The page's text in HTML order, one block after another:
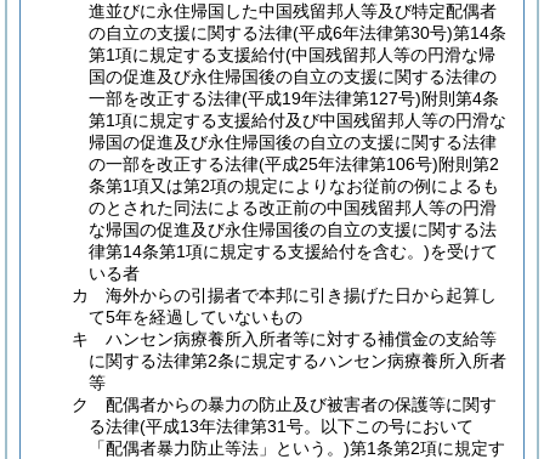
進並びに永住帰国した中国残留邦人等及び特定配偶者
の自立の支援に関する法律(平成6年法律第30号)第14条
第1項に規定する支援給付(中国残留邦人等の円滑な帰
国の促進及び永住帰国後の自立の支援に関する法律の
一部を改正する法律(平成19年法律第127号)附則第4条
第1項に規定する支援給付及び中国残留邦人等の円滑な
帰国の促進及び永住帰国後の自立の支援に関する法律
の一部を改正する法律(平成25年法律第106号)附則第2
条第1項又は第2項の規定によりなお従前の例によるも
のとされた同法による改正前の中国残留邦人等の円滑
な帰国の促進及び永住帰国後の自立の支援に関する法
律第14条第1項に規定する支援給付を含む。)を受けて
いる者
カ
海外からの引揚者で本邦に引き揚げた日から起算し
て5年を経過していないもの
キ
ハンセン病療養所入所者等に対する補償金の支給等
に関する法律第2条に規定するハンセン病療養所入所者
等
ク
配偶者からの暴力の防止及び被害者の保護等に関す
る法律(平成13年法律第31号。以下この号において
「配偶者暴力防止等法」という。)第1条第2項に規定す